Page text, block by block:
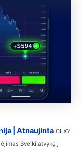
| Atnaujinta CLXY
Sveiki atvykę į